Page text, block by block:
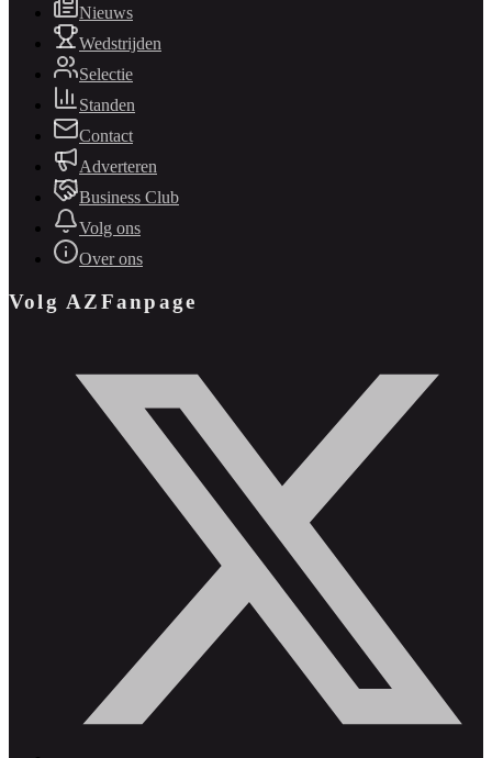
Nieuws
Wedstrijden
Selectie
Standen
Contact
Adverteren
Business Club
Volg ons
Over ons
Volg AZFanpage